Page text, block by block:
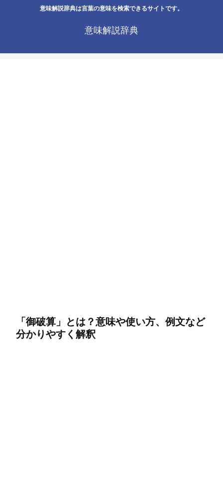
意味解説辞典は言葉の意味を検索できるサイトです。
意味解説辞典
「御破算」とは？意味や使い方、例文など
分かりやすく解釈